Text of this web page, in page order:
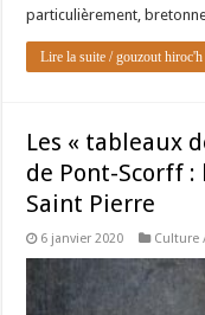
particulièrement,
Lire la suite / gouzout
Les « tableaux
de Pont-Scorff
Saint Pierre
6 janvier 2020 Culture